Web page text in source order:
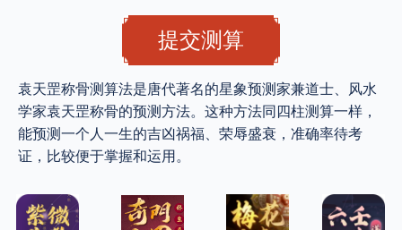
袁天罡称骨测算法是唐代著名的星象预测家兼道士、风水
学家袁天罡称骨的预测方法。这种方法同四柱测算一样，
能预测一个人一生的吉凶祸福、荣辱盛衰，准确率待考
证，比较便于掌握和运用。